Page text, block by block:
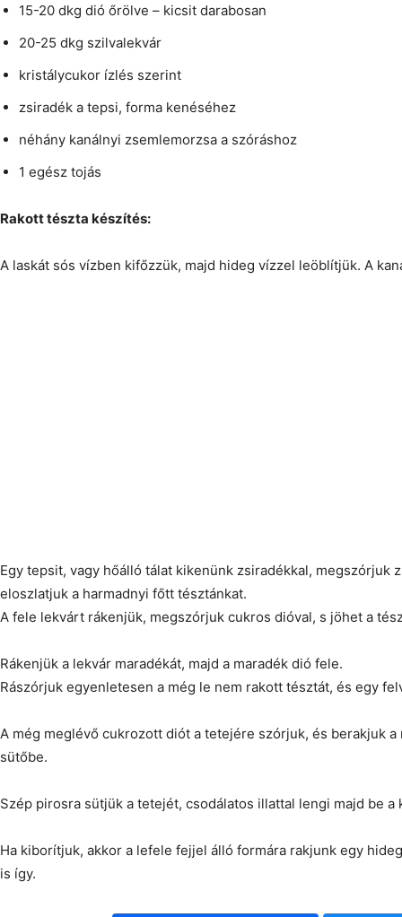
15-20 dkg dió őrölve – kicsit darabosan
20-25 dkg szilvalekvár
kristálycukor ízlés szerint
zsiradék a tepsi, forma kenéséhez
néhány kanálnyi zsemlemorzsa a szóráshoz
1 egész tojás
Rakott tészta készítés:
A laskát sós vízben kifőzzük, majd hideg vízzel leöblítjük. A
Egy tepsit, vagy hőálló tálat kikenünk zsiradékkal, megszórjuk
eloszlatjuk a harmadnyi főtt tésztánkat.
A fele lekvárt rákenjük, megszórjuk cukros dióval, s jöhet a
Rákenjük a lekvár maradékát, majd a maradék dió fele.
Rászórjuk egyenletesen a még le nem rakott tésztát, és egy
A még meglévő cukrozott diót a tetejére szórjuk, és berakjuk
sütőbe.
Szép pirosra sütjük a tetejét, csodálatos illattal lengi majd be a
Ha kiborítjuk, akkor a lefele fejjel álló formára rakjunk egy
is így.